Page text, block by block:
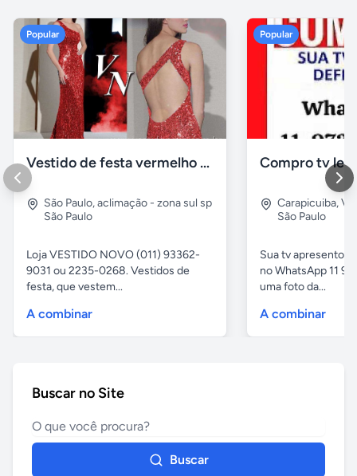
Popular
Vestido de festa vermelho com brilho e pedraria
São Paulo,aclimação - zona sul sp
São Paulo
Loja VESTIDO NOVO (011) 93362-
9031 ou 2235-0268. Vestidos de
festa, que vestem...
A combinar
Popular
Compro tv
Carapicuiba,
São Paulo
Sua tv apresentou
no WhatsApp 11
uma foto da...
A combinar
Buscar no Site
Buscar